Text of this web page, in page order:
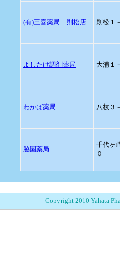
(有)三喜薬局 則松店 則松１
よしたけ調剤薬局 大浦１
わかば薬局 八枝３
脇園薬局
千代ヶ
０
Copyright 2010 Yahata